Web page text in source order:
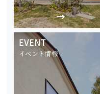
EVENT
イベント情報